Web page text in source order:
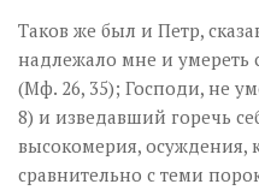
Таков же был и Петр,
надлежало мне и умереть
(Мф. 26, 35); Господи, не
8) и изведавший горечь
высокомерия, осуждения,
сравнительно с теми